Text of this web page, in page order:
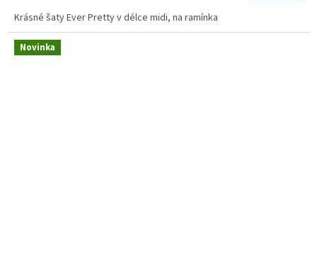
Krásné šaty Ever Pretty v délce midi, na ramínka
Novinka